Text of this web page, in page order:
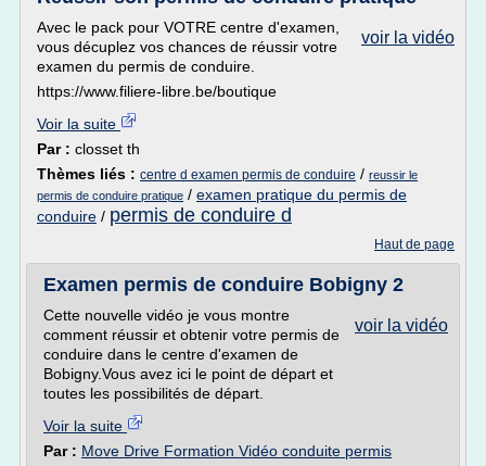
voir la vidéo
Avec le pack pour VOTRE centre d'examen,
vous décuplez vos chances de réussir votre
examen du permis de conduire.
https://www.filiere-libre.be/boutique
Voir la suite
Par : closset th
Thèmes liés : centre d examen permis de conduire / reussir le
permis de conduire pratique / examen pratique du permis de
conduire / permis de conduire d
Haut de page
Examen permis de conduire Bobigny 2
voir la vidéo
Cette nouvelle vidéo je vous montre
comment réussir et obtenir votre permis de
conduire dans le centre d'examen de
Bobigny.Vous avez ici le point de départ et
toutes les possibilités de départ.
Voir la suite
Par : Move Drive Formation Vidéo conduite permis